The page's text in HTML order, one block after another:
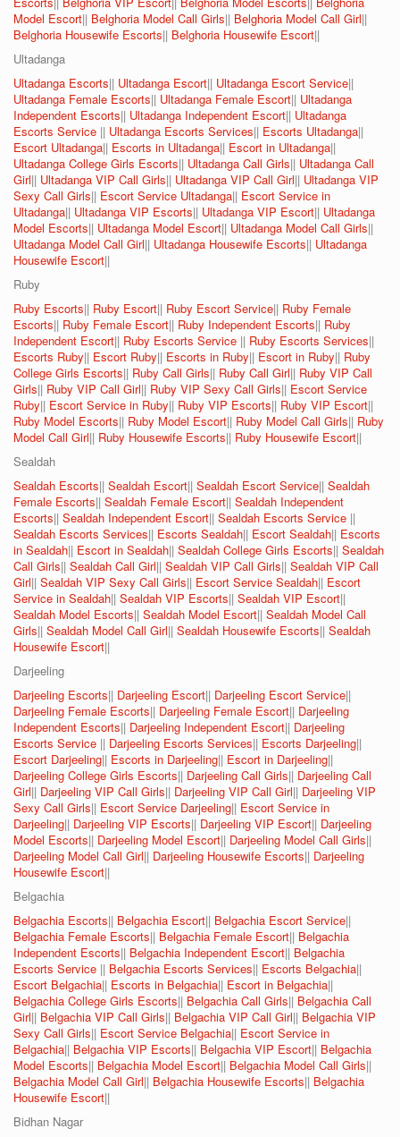
Model Escort|| Belghoria Model Call Girls|| Belghoria Model Call Girl||
Belghoria Housewife Escorts|| Belghoria Housewife Escort||
Ultadanga
Ultadanga Escorts|| Ultadanga Escort|| Ultadanga Escort Service||
Ultadanga Female Escorts|| Ultadanga Female Escort|| Ultadanga
Independent Escorts|| Ultadanga Independent Escort|| Ultadanga
Escorts Service || Ultadanga Escorts Services|| Escorts Ultadanga||
Escort Ultadanga|| Escorts in Ultadanga|| Escort in Ultadanga||
Ultadanga College Girls Escorts|| Ultadanga Call Girls|| Ultadanga Call
Girl|| Ultadanga VIP Call Girls|| Ultadanga VIP Call Girl|| Ultadanga VIP
Sexy Call Girls|| Escort Service Ultadanga|| Escort Service in
Ultadanga|| Ultadanga VIP Escorts|| Ultadanga VIP Escort|| Ultadanga
Model Escorts|| Ultadanga Model Escort|| Ultadanga Model Call Girls||
Ultadanga Model Call Girl|| Ultadanga Housewife Escorts|| Ultadanga
Housewife Escort||
Ruby
Ruby Escorts|| Ruby Escort|| Ruby Escort Service|| Ruby Female
Escorts|| Ruby Female Escort|| Ruby Independent Escorts|| Ruby
Independent Escort|| Ruby Escorts Service || Ruby Escorts Services||
Escorts Ruby|| Escort Ruby|| Escorts in Ruby|| Escort in Ruby|| Ruby
College Girls Escorts|| Ruby Call Girls|| Ruby Call Girl|| Ruby VIP Call
Girls|| Ruby VIP Call Girl|| Ruby VIP Sexy Call Girls|| Escort Service
Ruby|| Escort Service in Ruby|| Ruby VIP Escorts|| Ruby VIP Escort||
Ruby Model Escorts|| Ruby Model Escort|| Ruby Model Call Girls|| Ruby
Model Call Girl|| Ruby Housewife Escorts|| Ruby Housewife Escort||
Sealdah
Sealdah Escorts|| Sealdah Escort|| Sealdah Escort Service|| Sealdah
Female Escorts|| Sealdah Female Escort|| Sealdah Independent
Escorts|| Sealdah Independent Escort|| Sealdah Escorts Service ||
Sealdah Escorts Services|| Escorts Sealdah|| Escort Sealdah|| Escorts
in Sealdah|| Escort in Sealdah|| Sealdah College Girls Escorts|| Sealdah
Call Girls|| Sealdah Call Girl|| Sealdah VIP Call Girls|| Sealdah VIP Call
Girl|| Sealdah VIP Sexy Call Girls|| Escort Service Sealdah|| Escort
Service in Sealdah|| Sealdah VIP Escorts|| Sealdah VIP Escort||
Sealdah Model Escorts|| Sealdah Model Escort|| Sealdah Model Call
Girls|| Sealdah Model Call Girl|| Sealdah Housewife Escorts|| Sealdah
Housewife Escort||
Darjeeling
Darjeeling Escorts|| Darjeeling Escort|| Darjeeling Escort Service||
Darjeeling Female Escorts|| Darjeeling Female Escort|| Darjeeling
Independent Escorts|| Darjeeling Independent Escort|| Darjeeling
Escorts Service || Darjeeling Escorts Services|| Escorts Darjeeling||
Escort Darjeeling|| Escorts in Darjeeling|| Escort in Darjeeling||
Darjeeling College Girls Escorts|| Darjeeling Call Girls|| Darjeeling Call
Girl|| Darjeeling VIP Call Girls|| Darjeeling VIP Call Girl|| Darjeeling VIP
Sexy Call Girls|| Escort Service Darjeeling|| Escort Service in
Darjeeling|| Darjeeling VIP Escorts|| Darjeeling VIP Escort|| Darjeeling
Model Escorts|| Darjeeling Model Escort|| Darjeeling Model Call Girls||
Darjeeling Model Call Girl|| Darjeeling Housewife Escorts|| Darjeeling
Housewife Escort||
Belgachia
Belgachia Escorts|| Belgachia Escort|| Belgachia Escort Service||
Belgachia Female Escorts|| Belgachia Female Escort|| Belgachia
Independent Escorts|| Belgachia Independent Escort|| Belgachia
Escorts Service || Belgachia Escorts Services|| Escorts Belgachia||
Escort Belgachia|| Escorts in Belgachia|| Escort in Belgachia||
Belgachia College Girls Escorts|| Belgachia Call Girls|| Belgachia Call
Girl|| Belgachia VIP Call Girls|| Belgachia VIP Call Girl|| Belgachia VIP
Sexy Call Girls|| Escort Service Belgachia|| Escort Service in
Belgachia|| Belgachia VIP Escorts|| Belgachia VIP Escort|| Belgachia
Model Escorts|| Belgachia Model Escort|| Belgachia Model Call Girls||
Belgachia Model Call Girl|| Belgachia Housewife Escorts|| Belgachia
Housewife Escort||
Bidhan Nagar